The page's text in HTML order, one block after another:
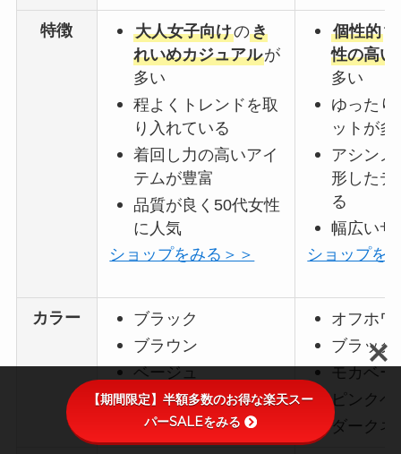
特徴 大人女子向けのき
れいめカジュアルが
多い
程よくトレンドを取
り入れている
着回し力の高いアイ
テムが豊富
品質が良く50代女性
に人気
ショップをみる＞＞
個性的で
性の高い
多い
ゆったり
ットが多
アシンメ
形したデ
る
幅広いサ
ショップを
カラー
ブラック
ブラウン
ベージュ
ボルドー
アイボリーなど
オフホワ
ブラック
モカベー
ピンクベ
ダークネ
【期間限定】半額多数のお得な楽天スー
パーSALEをみる